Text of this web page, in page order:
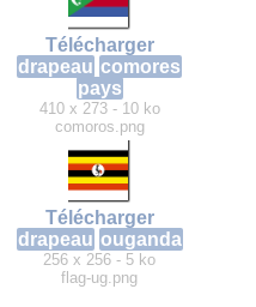
Télécharger
drapeau comores
pays
410 x 273 - 10 ko
comoros.png
Télécharger
drapeau ouganda
256 x 256 - 5 ko
flag-ug.png